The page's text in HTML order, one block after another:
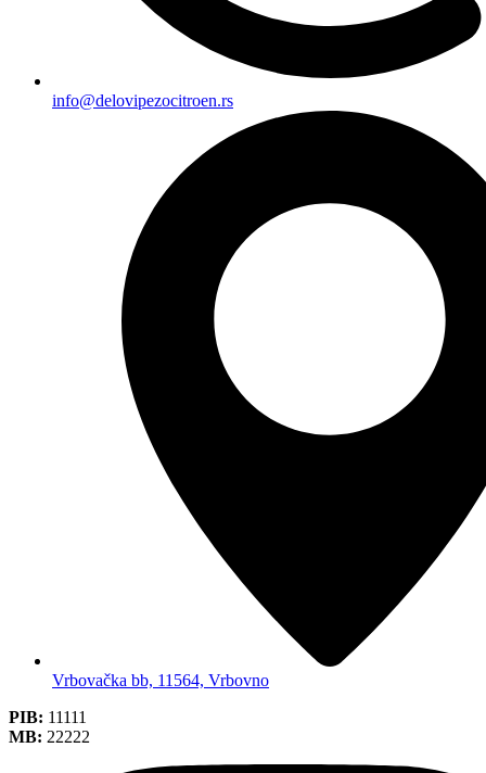
info@delovipezocitroen.rs
Vrbovačka bb, 11564, Vrbovno
PIB: 11111
MB: 22222